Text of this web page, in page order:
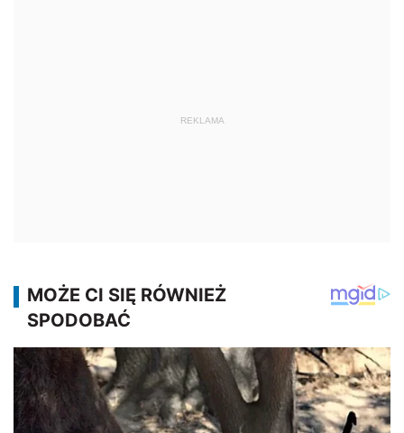
REKLAMA